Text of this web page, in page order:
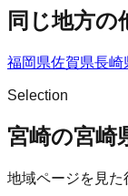
同じ地方の
福岡県佐賀県長崎
Selection
宮崎の宮崎
地域ページを見た